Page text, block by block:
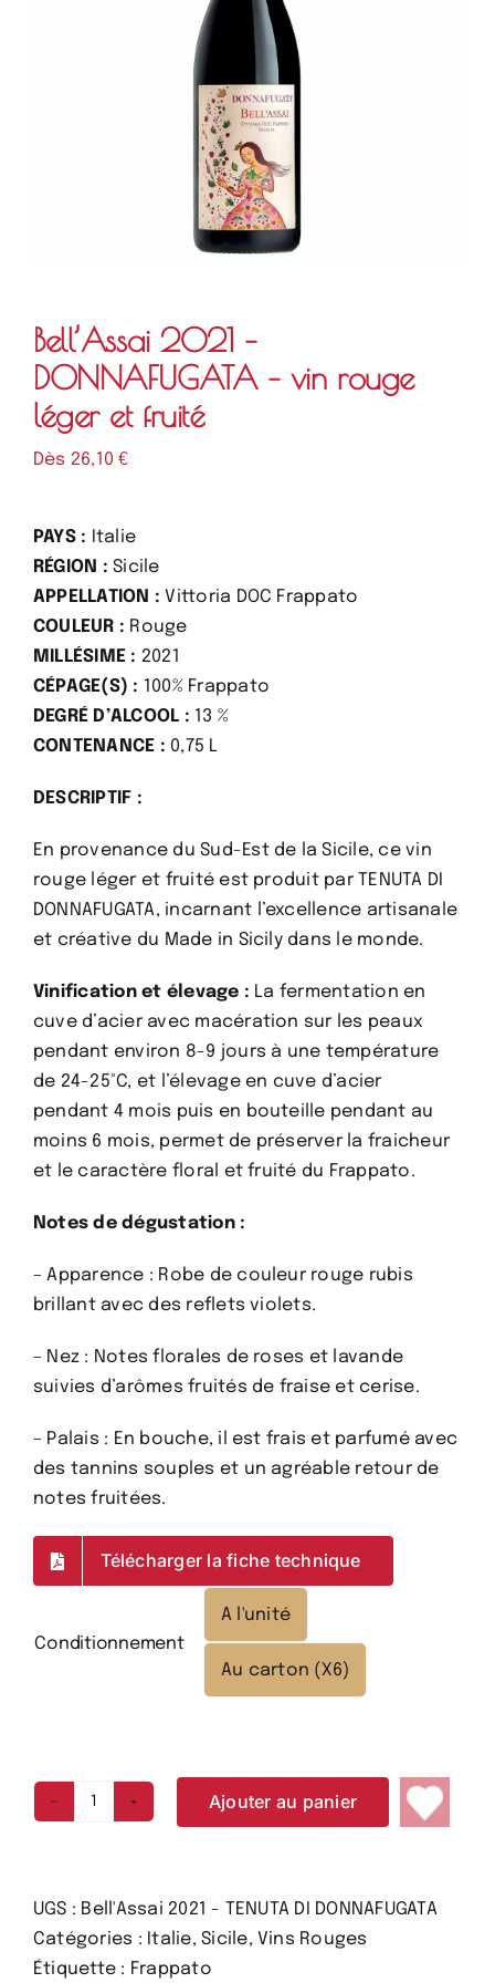
Bell’Assai 2021 –
DONNAFUGATA – vin rouge
léger et fruité
Dès 26,10€
PAYS : Italie
RÉGION : Sicile
APPELLATION : Vittoria DOC Frappato
COULEUR : Rouge
MILLÉSIME : 2021
CÉPAGE(S) : 100% Frappato
DEGRÉ D’ALCOOL : 13 %
CONTENANCE : 0,75 L
DESCRIPTIF :
En provenance du Sud-Est de la Sicile, ce vin
rouge léger et fruité est produit par TENUTA DI
DONNAFUGATA, incarnant l’excellence artisanale
et créative du Made in Sicily dans le monde.
Vinification et élevage : La fermentation en
cuve d’acier avec macération sur les peaux
pendant environ 8-9 jours à une température
de 24-25°C, et l’élevage en cuve d’acier
pendant 4 mois puis en bouteille pendant au
moins 6 mois, permet de préserver la fraicheur
et le caractère floral et fruité du Frappato.
Notes de dégustation :
– Apparence : Robe de couleur rouge rubis
brillant avec des reflets violets.
– Nez : Notes florales de roses et lavande
suivies d’arômes fruités de fraise et cerise.
– Palais : En bouche, il est frais et parfumé avec
des tannins souples et un agréable retour de
notes fruitées.
Télécharger la fiche technique
Conditionnement
A l'unité
Au carton (X6)
quantité
2021
-
DONNAFUGATA
Ajouter au panier
UGS : Bell'Assai 2021 - TENUTA DI DONNAFUGATA
Catégories : Italie,Sicile, Vins Rouges
Étiquette : Frappato